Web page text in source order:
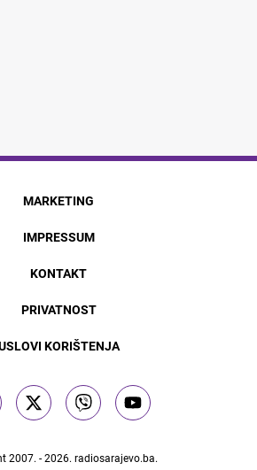
MARKETING
IMPRESSUM
KONTAKT
PRIVATNOST
KORIŠTENJA
2007. - 2026. radiosarajevo.ba.